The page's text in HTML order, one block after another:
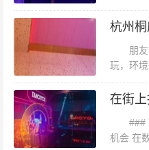
省"的候选人，而创业公司
二次面试中，通过提前研
域流量迁移方案"，成功打
政府推出的"人才码"政策，
贷款等福利。老马凭借本
补贴，缓解了经济压力。
坑老马踩过** 1.
程不仅
现企业
朋友
玩，环
动，猴
就是二
### 在
机会 在